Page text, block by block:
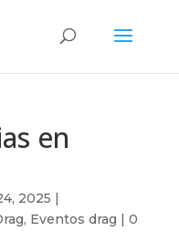
en
2025 |
, Eventos drag | 0